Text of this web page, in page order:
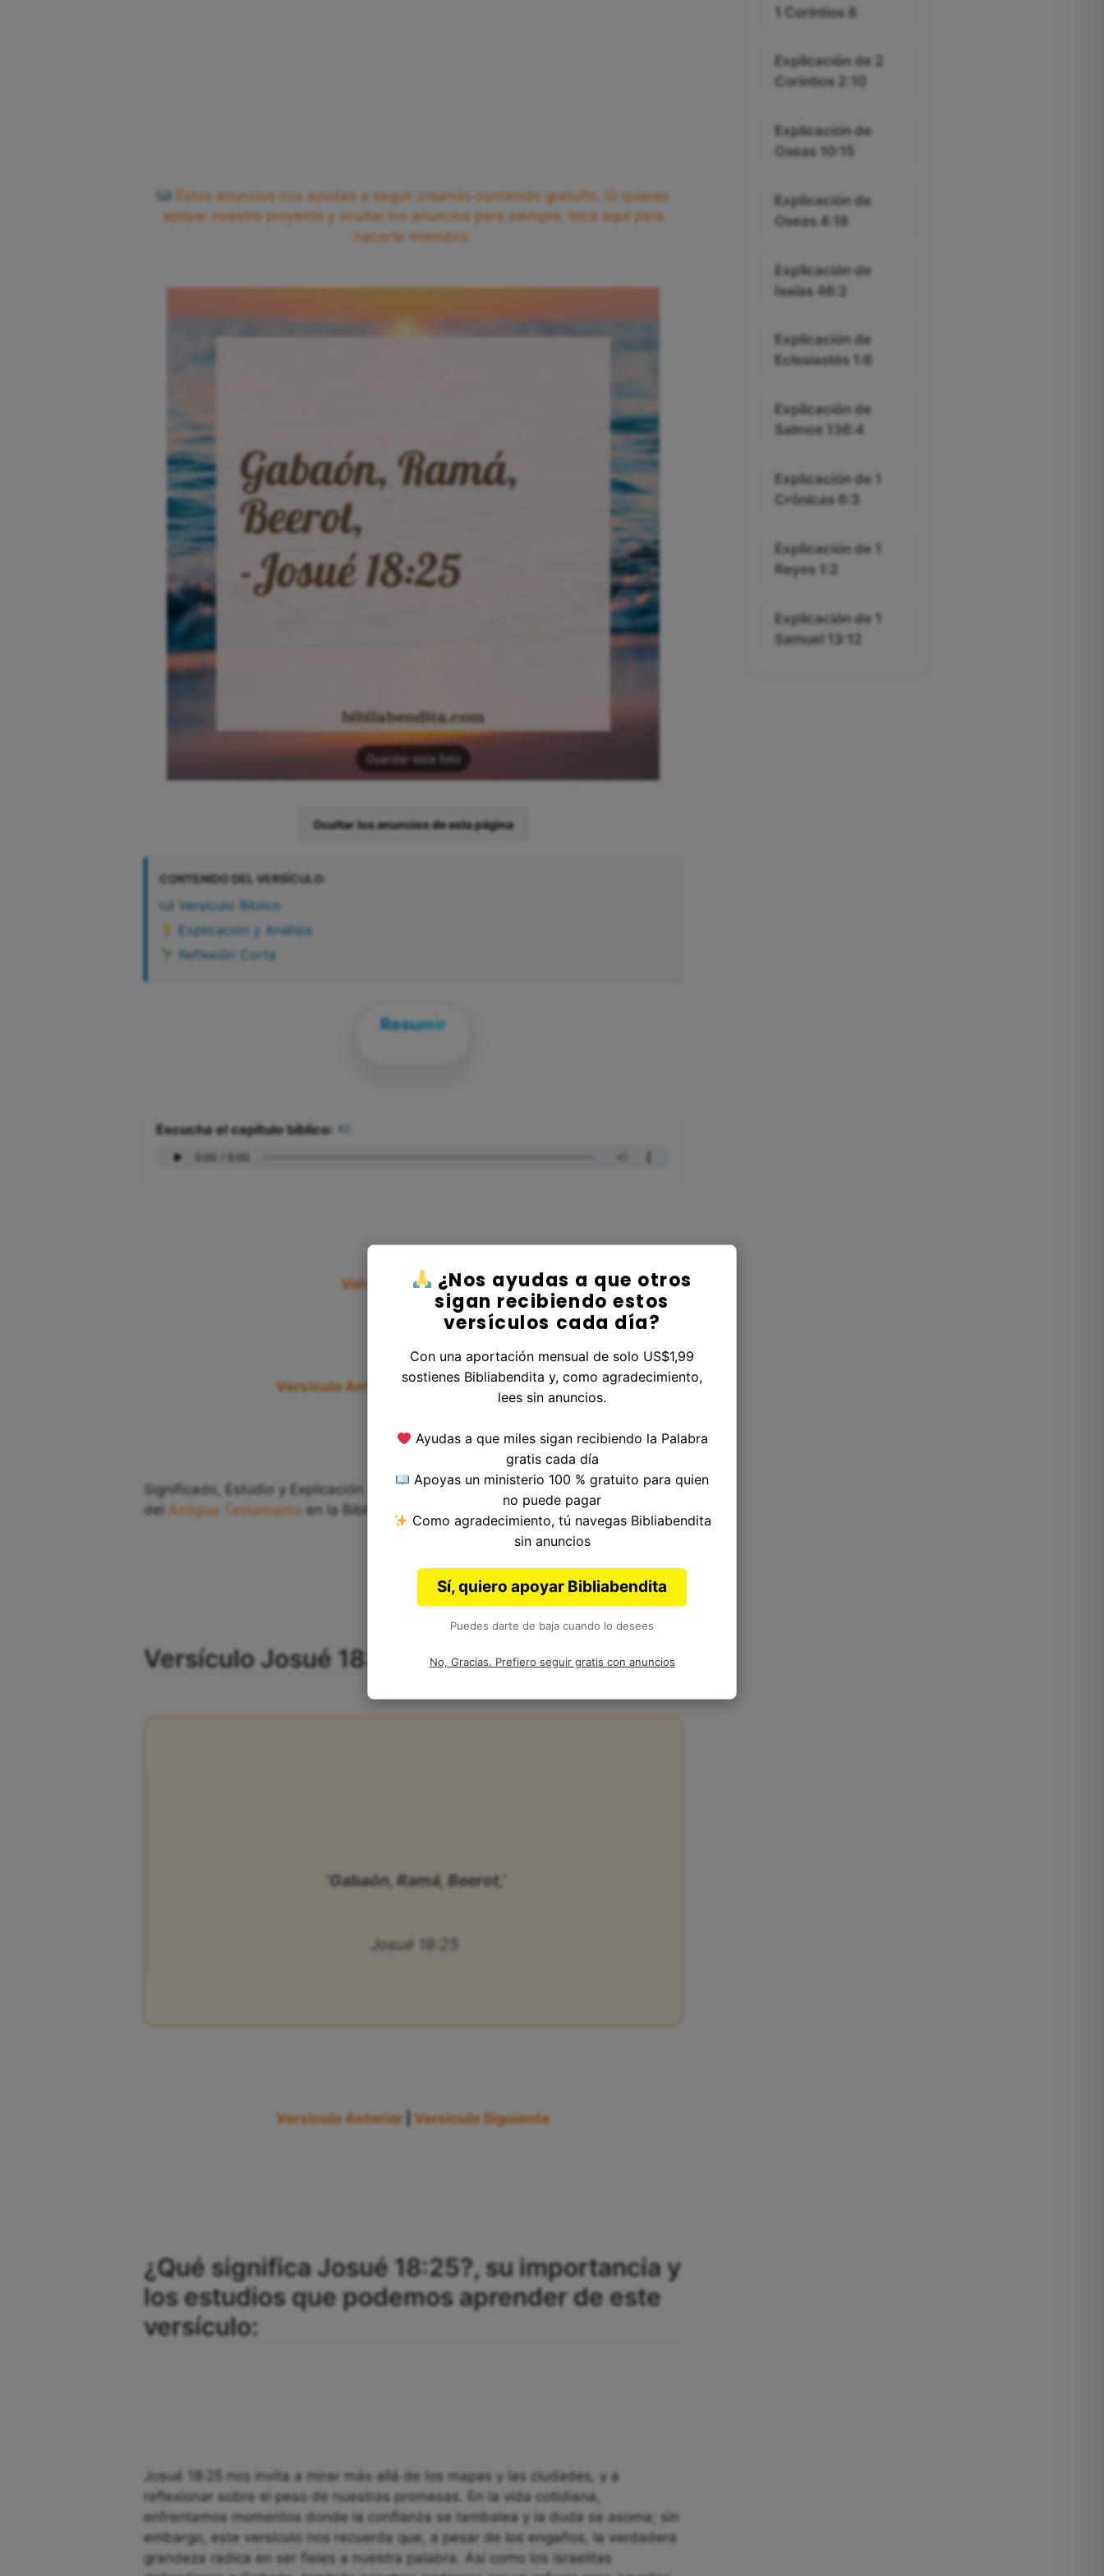
Estos anuncios nos ayudan a seguir creando contenido gratuito. Si quieres
apoyar nuestro proyecto y ocultar los anuncios para siempre, toca aquí para
hacerte miembro.
Guardar esta foto
Ocultar los anuncios de esta página
CONTENIDO DEL VERSÍCULO:
Versículo Bíblico
Explicación y Análisis
Reflexión Corta
Resumir
Escucha el capítulo bíblico:
Volver al Libro Josué
Versículo Anterior|Versículo Siguiente
Significado, Estudio y Explicación del Versículo 25, Capítulo 18, Libro de Josué
del Antiguo Testamentoen la Biblia. Autor: Josué.
Versículo Josué 18:25
‘Gabaón, Ramá, Beerot,’
Josué 18:25
Versículo Anterior |Versículo Siguiente
¿Qué significa Josué 18:25?, su importancia y
los estudios que podemos aprender de este
versículo:
Josué 18:25 nos invita a mirar más allá de los mapas y las ciudades, y a
reflexionar sobre el peso de nuestras promesas. En la vida cotidiana,
enfrentamos momentos donde la confianza se tambalea y la duda se asoma; sin
embargo, este versículo nos recuerda que, a pesar de los engaños, la verdadera
grandeza radica en ser fieles a nuestra palabra. Así como los israelitas
1 Corintios 8
Explicación de 2
Corintios 2:10
Explicación de
Oseas 10:15
Explicación de
Oseas 4:18
Explicación de
Isaías 46:2
Explicación de
Eclesiastés 1:6
Explicación de
Salmos 136:4
Explicación de 1
Crónicas 6:3
Explicación de 1
Reyes 1:2
Explicación de 1
Samuel 13:12
¿Nos ayudas a que otros
sigan recibiendo estos
versículos cada día?
Con una aportación mensual de solo US$1,99
sostienes Bibliabendita y, como agradecimiento,
lees sin anuncios.
Ayudas a que miles sigan recibiendo la Palabra
gratis cada día
Apoyas un ministerio 100 % gratuito para quien
no puede pagar
Como agradecimiento, tú navegas Bibliabendita
sin anuncios
Sí, quiero apoyar Bibliabendita
Puedes darte de baja cuando lo desees
No, Gracias. Prefiero seguir gratis con anuncios